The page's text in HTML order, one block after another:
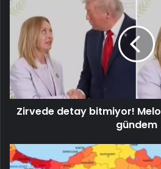
Zirvede detay bitmiyor!
gündem